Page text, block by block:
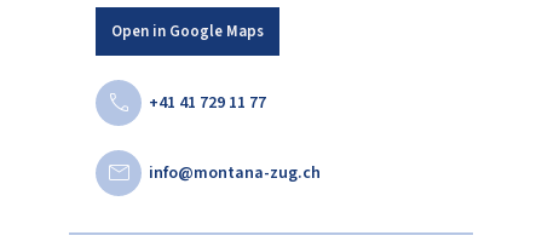
Open in Google Maps
call +41 41 729 11 77
mail info@montana-zug.ch